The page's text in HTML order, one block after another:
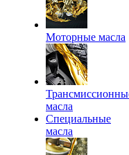
Моторные масла
масла
Специальные
масла